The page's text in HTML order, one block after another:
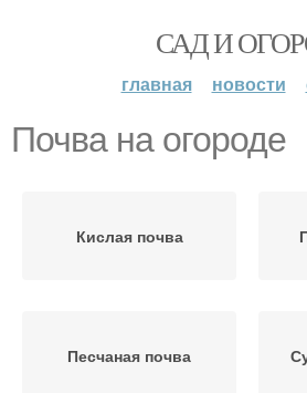
САД И
главная новости
Почва на огороде
Кислая почва
Песчаная почва